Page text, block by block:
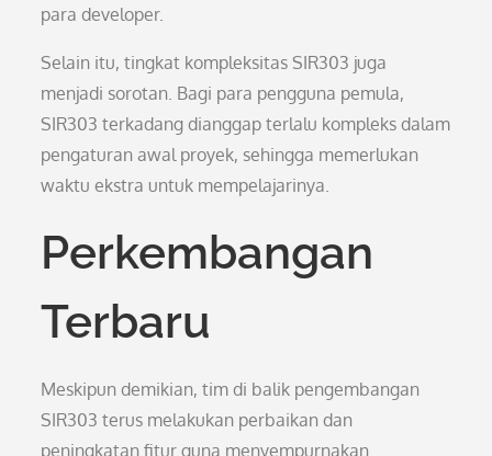
para developer.
Selain itu, tingkat kompleksitas SIR303 juga
menjadi sorotan. Bagi para pengguna pemula,
SIR303 terkadang dianggap terlalu kompleks dalam
pengaturan awal proyek, sehingga memerlukan
waktu ekstra untuk mempelajarinya.
Perkembangan
Terbaru
Meskipun demikian, tim di balik pengembangan
SIR303 terus melakukan perbaikan dan
peningkatan fitur guna menyempurnakan